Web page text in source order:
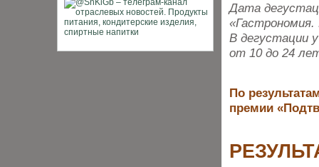
Дата
«Гастрономия.
В дегустации
от 10 до 24
По
премии